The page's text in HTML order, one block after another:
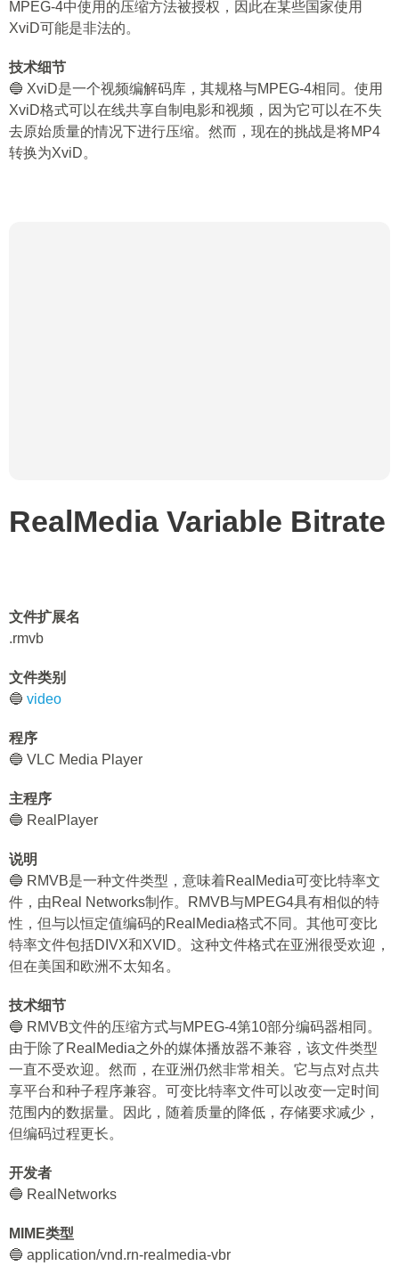
MPEG-4中使用的压缩方法被授权，因此在某些国家使用
XviD可能是非法的。
技术细节
🔵 XviD是一个视频编解码库，其规格与MPEG-4相同。使用
XviD格式可以在线共享自制电影和视频，因为它可以在不失
去原始质量的情况下进行压缩。然而，现在的挑战是将MP4
转换为XviD。
RealMedia Variable Bitrate
文件扩展名
.rmvb
文件类别
🔵 video
程序
🔵 VLC Media Player
主程序
🔵 RealPlayer
说明
🔵 RMVB是一种文件类型，意味着RealMedia可变比特率文
件，由Real Networks制作。RMVB与MPEG4具有相似的特
性，但与以恒定值编码的RealMedia格式不同。其他可变比
特率文件包括DIVX和XVID。这种文件格式在亚洲很受欢迎，
但在美国和欧洲不太知名。
技术细节
🔵 RMVB文件的压缩方式与MPEG-4第10部分编码器相同。
由于除了RealMedia之外的媒体播放器不兼容，该文件类型
一直不受欢迎。然而，在亚洲仍然非常相关。它与点对点共
享平台和种子程序兼容。可变比特率文件可以改变一定时间
范围内的数据量。因此，随着质量的降低，存储要求减少，
但编码过程更长。
开发者
🔵 RealNetworks
MIME类型
🔵 application/vnd.rn-realmedia-vbr